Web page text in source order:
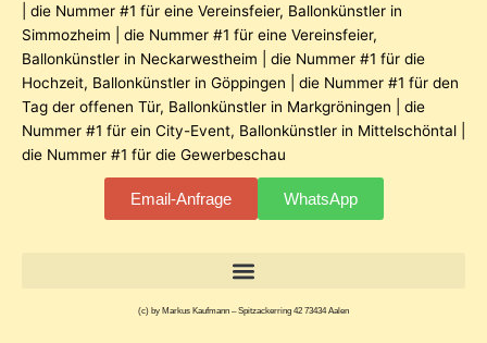
| die Nummer #1 für eine Vereinsfeier, Ballonkünstler in
Simmozheim | die Nummer #1 für eine Vereinsfeier,
Ballonkünstler in Neckarwestheim | die Nummer #1 für die
Hochzeit, Ballonkünstler in Göppingen | die Nummer #1 für den
Tag der offenen Tür, Ballonkünstler in Markgröningen | die
Nummer #1 für ein City-Event, Ballonkünstler in Mittelschöntal |
die Nummer #1 für die Gewerbeschau
Email-Anfrage WhatsApp
(c) by Markus Kaufmann – Spitzackerring 42 73434 Aalen